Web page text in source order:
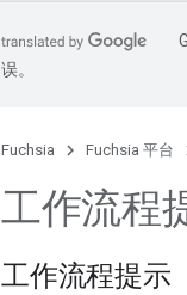
误。
Fuchsia Fuchsia 平台
工作流程
工作流程提示